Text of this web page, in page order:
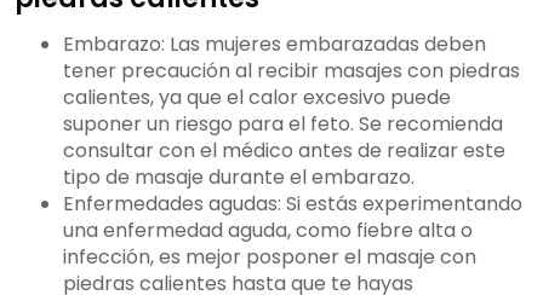
Embarazo: Las mujeres embarazadas deben
tener precaución al recibir masajes con piedras
calientes, ya que el calor excesivo puede
suponer un riesgo para el feto. Se recomienda
consultar con el médico antes de realizar este
tipo de masaje durante el embarazo.
Enfermedades agudas: Si estás experimentando
una enfermedad aguda, como fiebre alta o
infección, es mejor posponer el masaje con
piedras calientes hasta que te hayas